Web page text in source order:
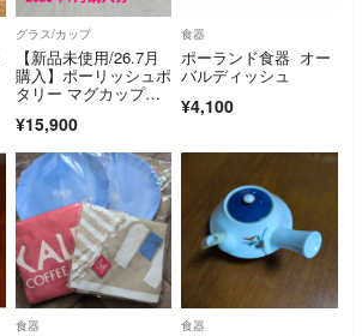
グラス/カップ
【新品未使用/26.7月
購入】ポーリッシュポ
タリー マグカップ小×
¥15,900
食器
ポーランド食器 オー
バルディッシュ
¥4,100
食器 食器